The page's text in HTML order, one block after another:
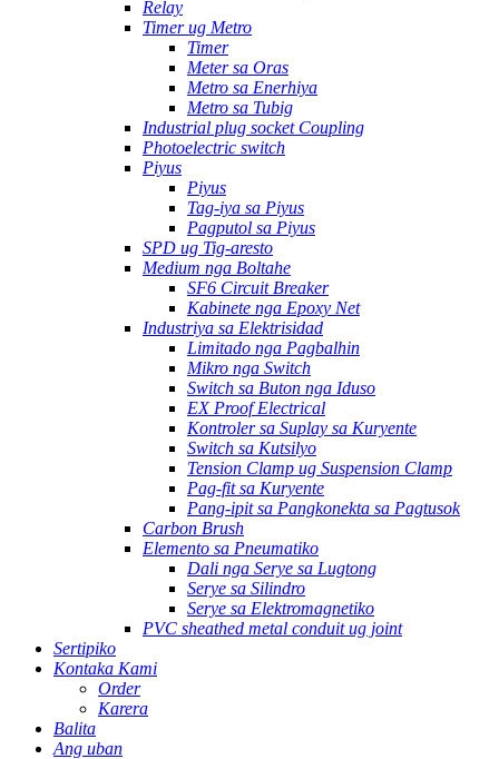
Relay
Timer ug Metro
Timer
Meter sa Oras
Metro sa Enerhiya
Metro sa Tubig
Industrial plug socket Coupling
Photoelectric switch
Piyus
Piyus
Tag-iya sa Piyus
Pagputol sa Piyus
SPD ug Tig-aresto
Medium nga Boltahe
SF6 Circuit Breaker
Kabinete nga Epoxy Net
Industriya sa Elektrisidad
Limitado nga Pagbalhin
Mikro nga Switch
Switch sa Buton nga Iduso
EX Proof Electrical
Kontroler sa Suplay sa Kuryente
Switch sa Kutsilyo
Tension Clamp ug Suspension Clamp
Pag-fit sa Kuryente
Pang-ipit sa Pangkonekta sa Pagtusok
Carbon Brush
Elemento sa Pneumatiko
Dali nga Serye sa Lugtong
Serye sa Silindro
Serye sa Elektromagnetiko
PVC sheathed metal conduit ug joint
Sertipiko
Kontaka Kami
Order
Karera
Balita
Ang uban